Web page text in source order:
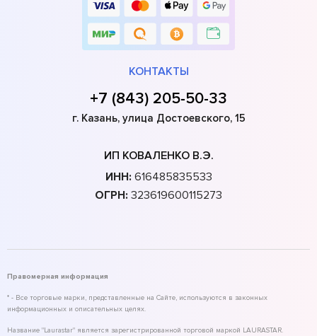
КОНТАКТЫ
+7 (843) 205-50-33
г. Казань, улица Достоевского, 15
ИП КОВАЛЕНКО В.Э.
ИНН: 616485835533
ОГРН: 323619600115273
Правомерная информация
* - Все торговые марки, представленные на Сайте, используются в законных
информационных и описательных целях.
Название "Laurastar" является зарегистрированной торговой маркой LAURASTAR.